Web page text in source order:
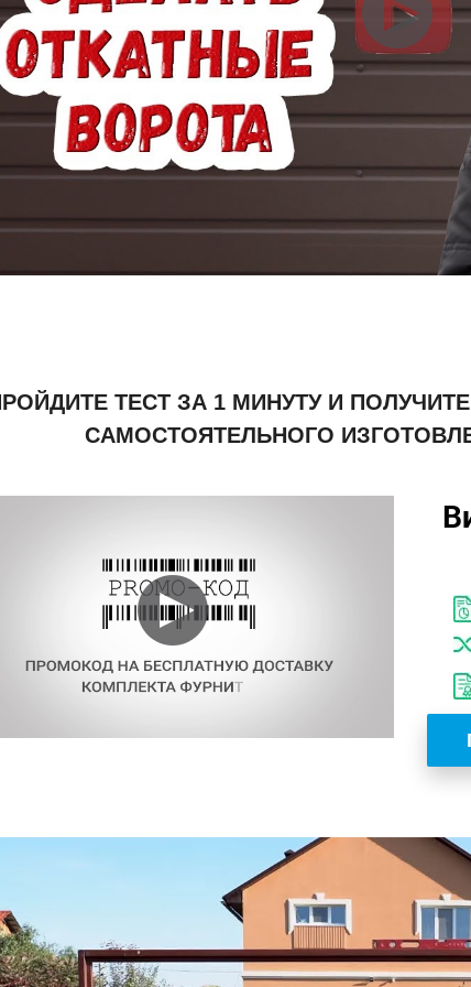
ТЕСТ ЗА 1 МИНУТУ И
САМОСТОЯТЕЛЬНОГО